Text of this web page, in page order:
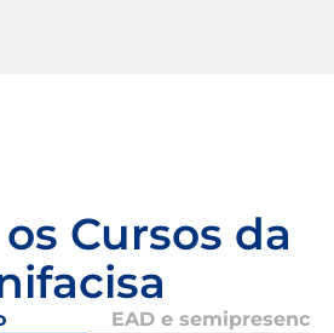
Cursos da
EAD e semipresencial